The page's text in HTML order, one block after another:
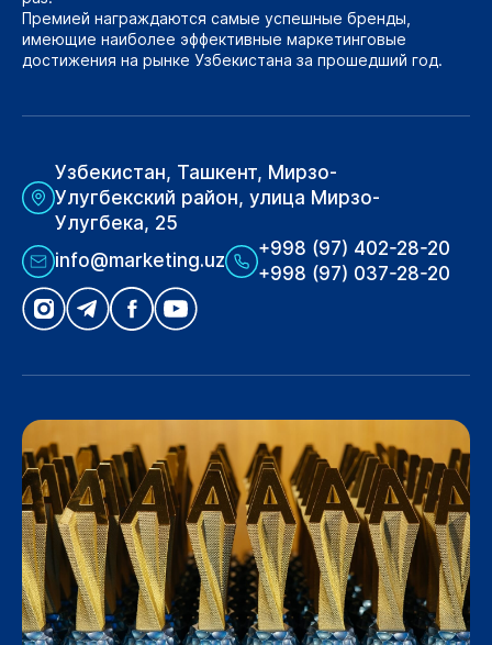
Премией награждаются самые успешные бренды,
имеющие наиболее эффективные маркетинговые
достижения на рынке Узбекистана за прошедший год.
Узбекистан, Ташкент, Мирзо-
Улугбекский район, улица Мирзо-
Улугбека, 25
info@marketing.uz
+998 (97) 402-28-20
+998 (97) 037-28-20